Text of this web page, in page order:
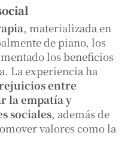
, materializada en
de piano, los
los beneficios
La experiencia ha
entre
la empatía y
sociales, además de
valores como la